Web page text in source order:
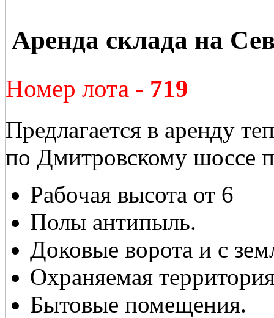
Аренда склада на
Номер лота - 719
Предлагается в аренду
по Дмитровскому шоссе
Рабочая высота от 6
Полы антипыль.
Доковые ворота и с
Охраняемая
Бытовые помещения.